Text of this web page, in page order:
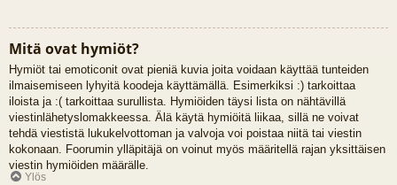
Mitä ovat hymiöt?
Hymiöt tai emoticonit ovat pieniä kuvia joita voidaan käyttää tunteiden
ilmaisemiseen lyhyitä koodeja käyttämällä. Esimerkiksi :) tarkoittaa
iloista ja :( tarkoittaa surullista. Hymiöiden täysi lista on nähtävillä
viestinlähetyslomakkeessa. Älä käytä hymiöitä liikaa, sillä ne voivat
tehdä viestistä lukukelvottoman ja valvoja voi poistaa niitä tai viestin
kokonaan. Foorumin ylläpitäjä on voinut myös määritellä rajan yksittäisen
viestin hymiöiden määrälle.
Ylös